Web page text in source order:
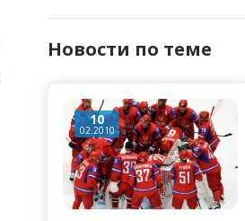
Новости по теме
10
02.2010